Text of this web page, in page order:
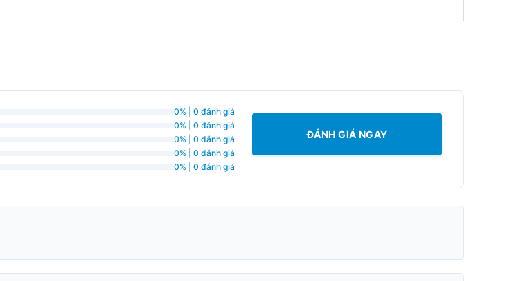
0% | 0 đánh giá
0% | 0 đánh giá
0% | 0 đánh giá
0% | 0 đánh giá
0% | 0 đánh giá
ĐÁNH GIÁ NGAY